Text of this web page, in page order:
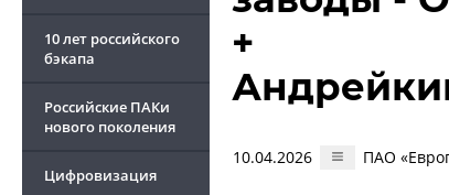
10 лет российского
бэкапа
Российские ПАКи
нового поколения
Цифровизация
+
10.04.2026 ПАО